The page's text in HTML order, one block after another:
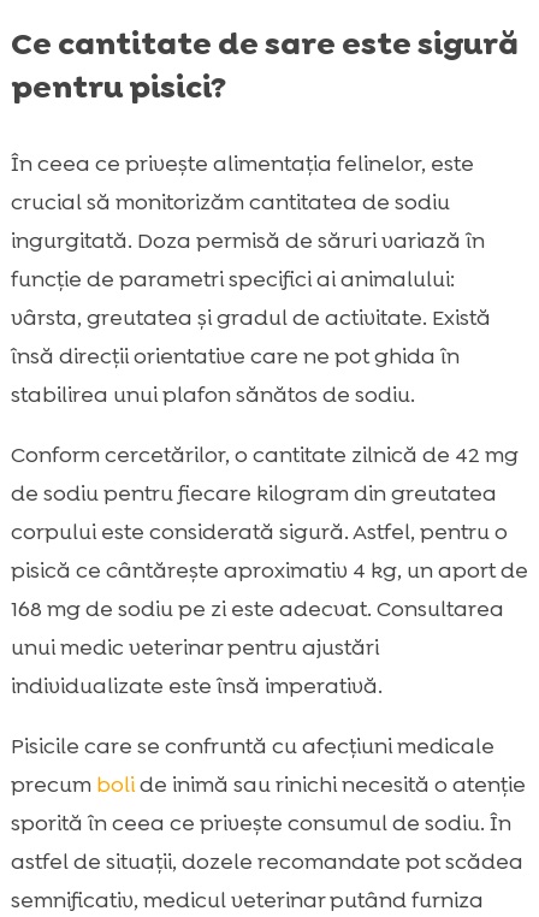
Ce cantitate de sare este sigură
pentru pisici?
În ceea ce privește alimentația felinelor, este
crucial să monitorizăm cantitatea de sodiu
ingurgitată. Doza permisă de săruri variază în
funcție de parametri specifici ai animalului:
vârsta, greutatea și gradul de activitate. Există
însă direcții orientative care ne pot ghida în
stabilirea unui plafon sănătos de sodiu.
Conform cercetărilor, o cantitate zilnică de 42 mg
de sodiu pentru fiecare kilogram din greutatea
corpului este considerată sigură. Astfel, pentru o
pisică ce cântărește aproximativ 4 kg, un aport de
168 mg de sodiu pe zi este adecvat. Consultarea
unui medic veterinar pentru ajustări
individualizate este însă imperativă.
Pisicile care se confruntă cu afecțiuni medicale
precum bolide inimă sau rinichi necesită o atenție
sporită în ceea ce privește consumul de sodiu. În
astfel de situații, dozele recomandate pot scădea
semnificativ, medicul veterinar putând furniza